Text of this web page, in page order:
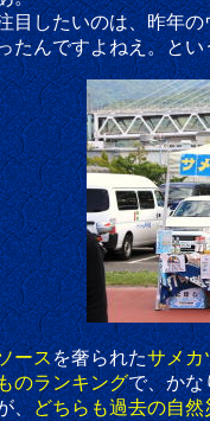
は、昨年のウイ
たんですよねえ。と
ースを奢られたサメカ
のランキングで、かな
、どちらも過去の自